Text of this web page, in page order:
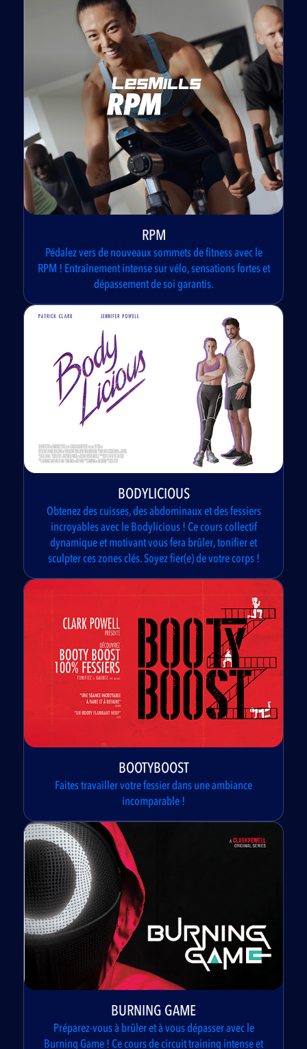
RPM
Pédalez vers de nouveaux sommets de fitness avec le
RPM ! Entraînement intense sur vélo, sensations fortes et
dépassement de soi garantis.
BODYLICIOUS
Obtenez des cuisses, des abdominaux et des fessiers
incroyables avec le Bodylicious ! Ce cours collectif
dynamique et motivant vous fera brûler, tonifier et
sculpter ces zones clés. Soyez fier(e) de votre corps !
BOOTYBOOST
Faites travailler votre fessier dans une ambiance
incomparable !
BURNING GAME
Préparez-vous à brûler et à vous dépasser avec le
Burning Game ! Ce cours de circuit training intense et